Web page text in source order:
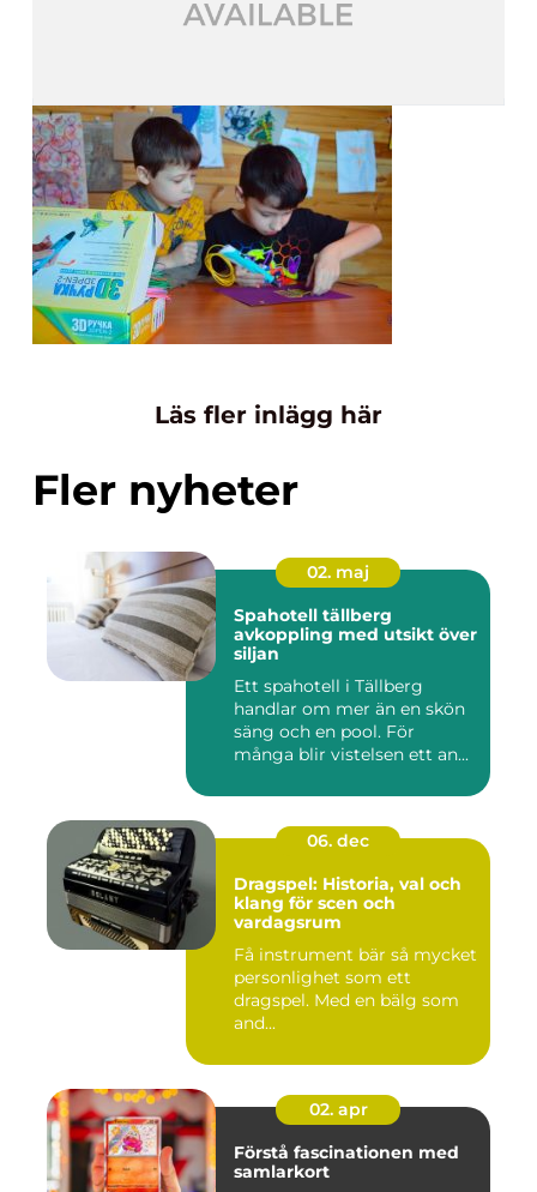
Läs fler inlägg här
Fler nyheter
02. maj
Spahotell tällberg
avkoppling med utsikt över
siljan
Ett spahotell i Tällberg
handlar om mer än en skön
säng och en pool. För
många blir vistelsen ett an...
06. dec
Dragspel: Historia, val och
klang för scen och
vardagsrum
Få instrument bär så mycket
personlighet som ett
dragspel. Med en bälg som
and...
02. apr
Förstå fascinationen med
samlarkort